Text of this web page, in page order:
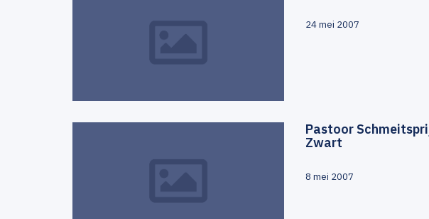
24 mei 2007
Pastoor
Zwart
8 mei 2007